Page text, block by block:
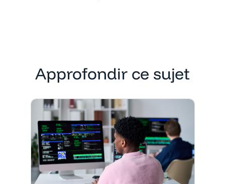
Approfondir ce sujet